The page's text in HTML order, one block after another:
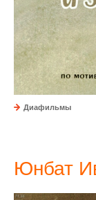
Диафильмы
Юнбат